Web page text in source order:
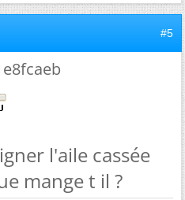
#5
l'aile cassée
mange t il ?